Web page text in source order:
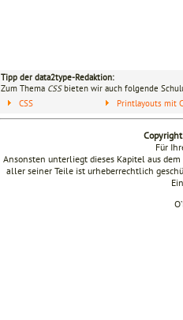
Tipp der data2type-Redaktion:
Zum Thema CSSbieten wir auch folgende
CSS
Printlayouts mit
Für
Ansonsten unterliegt dieses Kapitel aus dem
aller seiner Teile ist urheberrechtlich